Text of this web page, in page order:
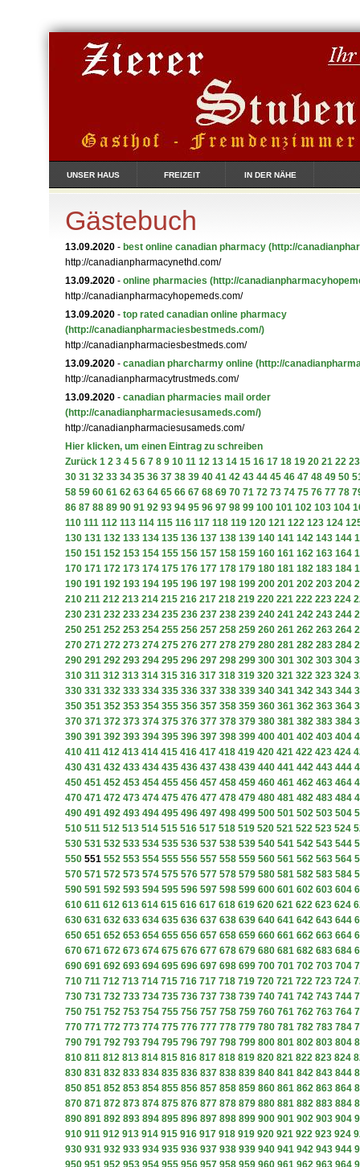
UNSER HAUS FREIZEIT IN DER NÄHE
Gästebuch
13.09.2020 - best online canadian pharmacy (http://
http://canadianpharmacynethd.com/
13.09.2020 - online pharmacies (http://
http://canadianpharmacyhopemeds.com/
13.09.2020 - top rated canadian online pharmacy
(http://canadianpharmaciesbestmeds.com/)
http://canadianpharmaciesbestmeds.com/
13.09.2020 - canadian pharcharmy online (http://
http://canadianpharmacytrustmeds.com/
13.09.2020 - canadian pharmacies mail order
(http://canadianpharmaciesusameds.com/)
http://canadianpharmaciesusameds.com/
Hier klicken, um einen Eintrag zu schreiben
Zurück 1 2 3 4 5 6 7 8 9 10 11 12 13 14 15 16 17 18 19 20 21 22 23
30 31 32 33 34 35 36 37 38 39 40 41 42 43 44 45 46 47 48 49 50
58 59 60 61 62 63 64 65 66 67 68 69 70 71 72 73 74 75 76 77 78
86 87 88 89 90 91 92 93 94 95 96 97 98 99 100 101 102 103 104
110 111 112 113 114 115 116 117 118 119 120 121 122 123 124
130 131 132 133 134 135 136 137 138 139 140 141 142 143 144
150 151 152 153 154 155 156 157 158 159 160 161 162 163 164
170 171 172 173 174 175 176 177 178 179 180 181 182 183 184
190 191 192 193 194 195 196 197 198 199 200 201 202 203 204
210 211 212 213 214 215 216 217 218 219 220 221 222 223 224
230 231 232 233 234 235 236 237 238 239 240 241 242 243 244
250 251 252 253 254 255 256 257 258 259 260 261 262 263 264
270 271 272 273 274 275 276 277 278 279 280 281 282 283 284
290 291 292 293 294 295 296 297 298 299 300 301 302 303 304
310 311 312 313 314 315 316 317 318 319 320 321 322 323 324
330 331 332 333 334 335 336 337 338 339 340 341 342 343 344
350 351 352 353 354 355 356 357 358 359 360 361 362 363 364
370 371 372 373 374 375 376 377 378 379 380 381 382 383 384
390 391 392 393 394 395 396 397 398 399 400 401 402 403 404
410 411 412 413 414 415 416 417 418 419 420 421 422 423 424
430 431 432 433 434 435 436 437 438 439 440 441 442 443 444
450 451 452 453 454 455 456 457 458 459 460 461 462 463 464
470 471 472 473 474 475 476 477 478 479 480 481 482 483 484
490 491 492 493 494 495 496 497 498 499 500 501 502 503 504
510 511 512 513 514 515 516 517 518 519 520 521 522 523 524
530 531 532 533 534 535 536 537 538 539 540 541 542 543 544
550 551 552 553 554 555 556 557 558 559 560 561 562 563 564
570 571 572 573 574 575 576 577 578 579 580 581 582 583 584
590 591 592 593 594 595 596 597 598 599 600 601 602 603 604
610 611 612 613 614 615 616 617 618 619 620 621 622 623 624
630 631 632 633 634 635 636 637 638 639 640 641 642 643 644
650 651 652 653 654 655 656 657 658 659 660 661 662 663 664
670 671 672 673 674 675 676 677 678 679 680 681 682 683 684
690 691 692 693 694 695 696 697 698 699 700 701 702 703 704
710 711 712 713 714 715 716 717 718 719 720 721 722 723 724
730 731 732 733 734 735 736 737 738 739 740 741 742 743 744
750 751 752 753 754 755 756 757 758 759 760 761 762 763 764
770 771 772 773 774 775 776 777 778 779 780 781 782 783 784
790 791 792 793 794 795 796 797 798 799 800 801 802 803 804
810 811 812 813 814 815 816 817 818 819 820 821 822 823 824
830 831 832 833 834 835 836 837 838 839 840 841 842 843 844
850 851 852 853 854 855 856 857 858 859 860 861 862 863 864
870 871 872 873 874 875 876 877 878 879 880 881 882 883 884
890 891 892 893 894 895 896 897 898 899 900 901 902 903 904
910 911 912 913 914 915 916 917 918 919 920 921 922 923 924
930 931 932 933 934 935 936 937 938 939 940 941 942 943 944
950 951 952 953 954 955 956 957 958 959 960 961 962 963 964